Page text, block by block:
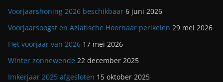
Voorjaarshoning 2026 beschikbaar 6 juni 2026
Voorjaarsoogst en Aziatische Hoornaar perikelen 29 mei 2026
Het voorjaar van 2026 17 mei 2026
Winter zonnewende 22 december 2025
Imkerjaar 2025 afgesloten 15 oktober 2025